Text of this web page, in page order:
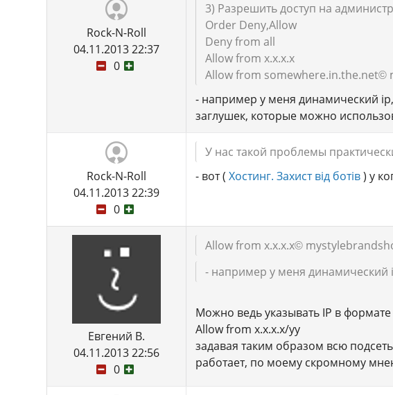
Rock-N-Roll
04.11.2013 22:37
0
3) Разрешить доступ на
Order Deny,Allow
Deny from all
Allow from x.x.x.x
Allow from somewhere.in.the.net©
- например у меня динамический
заглушек, которые можно
Rock-N-Roll
04.11.2013 22:39
0
У нас такой проблемы
- вот ( Хостинг. Захист від ботів) у
Евгений В.
04.11.2013 22:56
0
Allow from x.x.x.x©
- например у меня динамический
Можно ведь указывать IP в формате
Allow from x.x.x.x/yy
задавая таким образом всю
работает, по моему скромному